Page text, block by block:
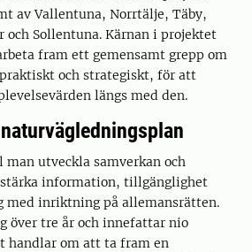
av Vallentuna, Norrtälje, Täby,
och Sollentuna. Kärnan i projektet
fram ett gemensamt grepp om
och strategiskt, för att
längs med den.
utveckla samverkan och
information, tillgänglighet
med inriktning på allemansrätten.
över tre år och innefattar nio
handlar om att ta fram en